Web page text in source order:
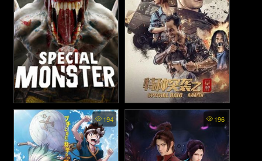
Special Monster (2025)
Special Raid Awaken - การ
โจมตีครั้งพิเศษ (2024)
194 196